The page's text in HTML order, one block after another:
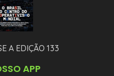
A EDIÇÃO 133
APP